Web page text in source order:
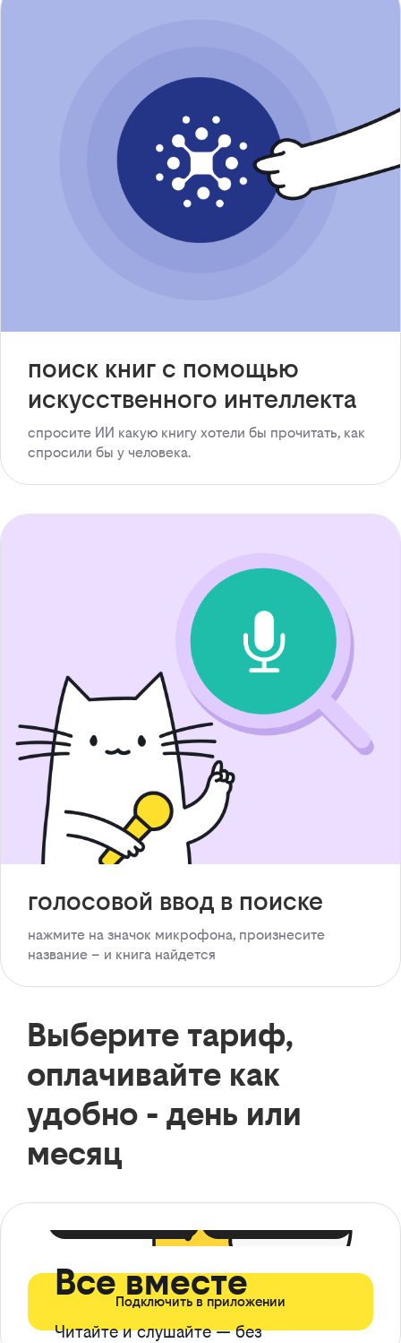
поиск книг с помощью
искусственного интеллекта
спросите ИИ какую книгу хотели бы прочитать, как
спросили бы у человека.
голосовой ввод в поиске
нажмите на значок микрофона, произнесите
название – и книга найдется
Выберите тариф,
оплачивайте как
удобно - день или
месяц
Все вместе
Читайте и слушайте — без
Подключить в приложении